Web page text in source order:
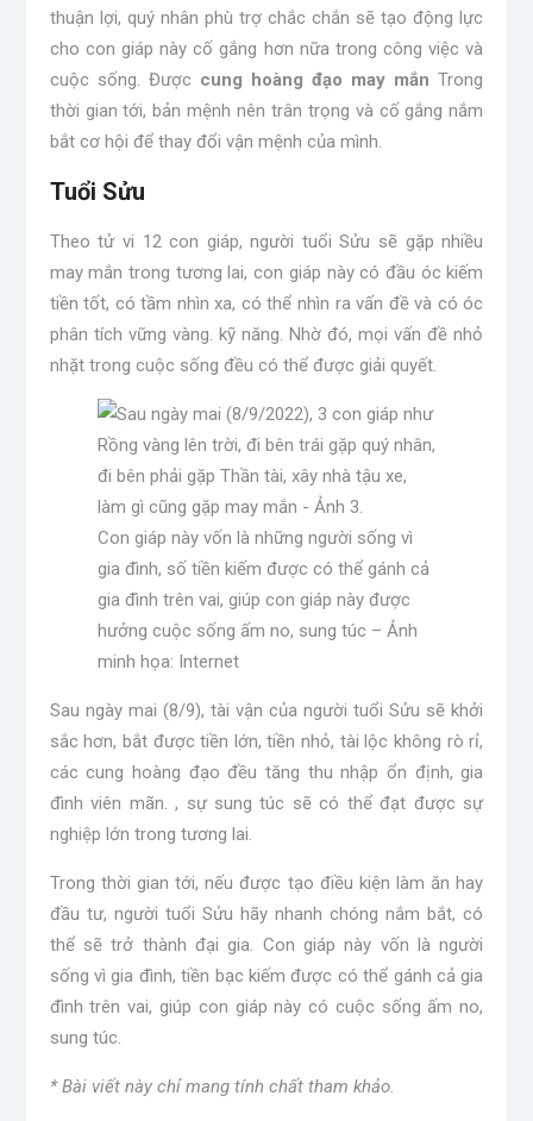
thuận lợi, quý nhân phù trợ chắc chắn sẽ tạo động lực
cho con giáp này cố gắng hơn nữa trong công việc và
cuộc sống. Được cung hoàng đạo may mắnTrong
thời gian tới, bản mệnh nên trân trọng và cố gắng nắm
bắt cơ hội để thay đổi vận mệnh của mình.
Tuổi Sửu
Theo tử vi 12 con giáp, người tuổi Sửu sẽ gặp nhiều
may mắn trong tương lai, con giáp này có đầu óc kiếm
tiền tốt, có tầm nhìn xa, có thể nhìn ra vấn đề và có óc
phân tích vững vàng. kỹ năng. Nhờ đó, mọi vấn đề nhỏ
nhặt trong cuộc sống đều có thể được giải quyết.
Con giáp này vốn là những người sống vì
gia đình, số tiền kiếm được có thể gánh cả
gia đình trên vai, giúp con giáp này được
hưởng cuộc sống ấm no, sung túc – Ảnh
minh họa: Internet
Sau ngày mai (8/9), tài vận của người tuổi Sửu sẽ khởi
sắc hơn, bắt được tiền lớn, tiền nhỏ, tài lộc không rò rỉ,
các cung hoàng đạo đều tăng thu nhập ổn định, gia
đình viên mãn. , sự sung túc sẽ có thể đạt được sự
nghiệp lớn trong tương lai.
Trong thời gian tới, nếu được tạo điều kiện làm ăn hay
đầu tư, người tuổi Sửu hãy nhanh chóng nắm bắt, có
thể sẽ trở thành đại gia. Con giáp này vốn là người
sống vì gia đình, tiền bạc kiếm được có thể gánh cả gia
đình trên vai, giúp con giáp này có cuộc sống ấm no,
sung túc.
* Bài viết này chỉ mang tính chất tham khảo.